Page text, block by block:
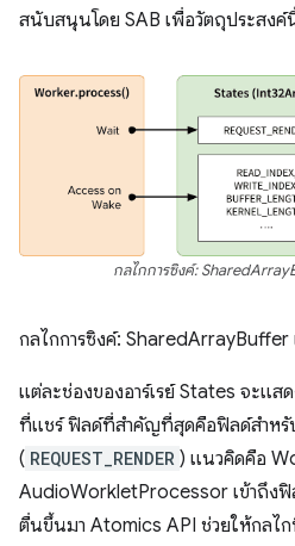
สนับสนุนโดย SAB เพื่อวัตถุประสงค์
กลไกการซิงค์:
กลไกการซิงค์:
แต่ละช่องของอาร์เรย์ States จะแ
ที่แชร์ ฟิลด์ที่สําคัญที่สุดคือฟิลด์สําหรั
( REQUEST_RENDER ) แนวคิดคือ
AudioWorkletProcessor เข้าถึงฟิ
ตื่นขึ้นมา Atomics API ช่วยให้กลไ